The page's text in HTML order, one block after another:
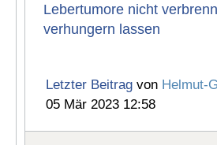
Lebertumore nicht
verhungern lassen
Letzter Beitrag von Helmut-G
05 Mär 2023 12:58